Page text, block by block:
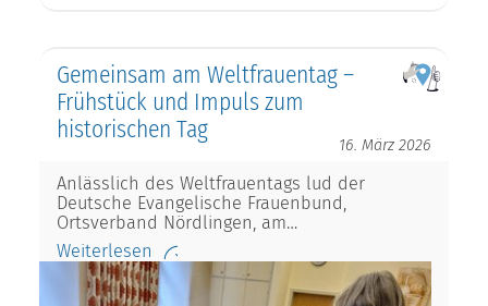
Gemeinsam am Weltfrauentag –
Frühstück und Impuls zum
historischen Tag
16. März 2026
Anlässlich des Weltfrauentags lud der
Deutsche Evangelische Frauenbund,
Ortsverband Nördlingen, am…
Weiterlesen